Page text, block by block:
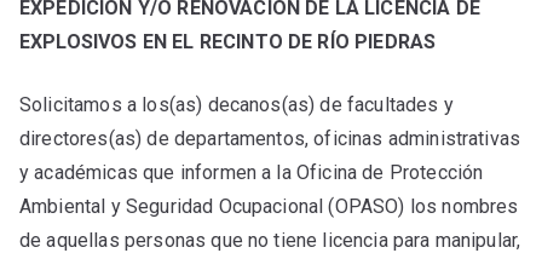
EXPEDICIÓN Y/O RENOVACIÓN DE LA LICENCIA DE
EXPLOSIVOS EN EL RECINTO DE RÍO PIEDRAS
Solicitamos a los(as) decanos(as) de facultades y
directores(as) de departamentos, oficinas administrativas
y académicas que informen a la Oficina de Protección
Ambiental y Seguridad Ocupacional (OPASO) los nombres
de aquellas personas que no tiene licencia para manipular,